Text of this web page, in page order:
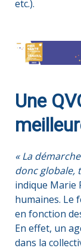
etc.).
Une
« La
donc globale,
indique Marie
humaines. Le
en fonction
En effet, un
dans la